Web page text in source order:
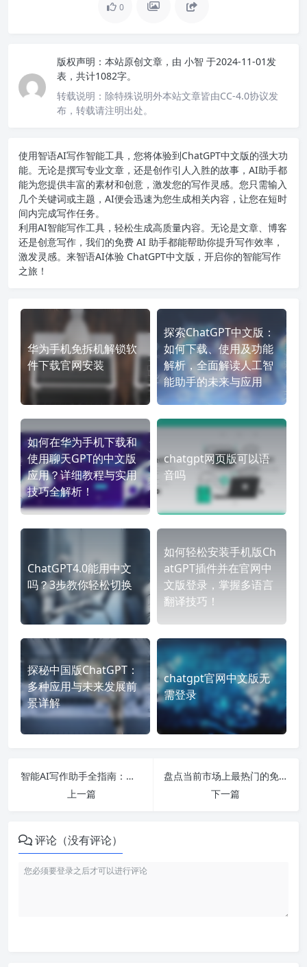
0
版权声明： 本站原创文章，由 小智 于2024-11-01发
表，共计1082字。
转载说明： 除特殊说明外本站文章皆由CC-4.0协议发
布，转载请注明出处。
使用智语AI写作智能工具，您将体验到ChatGPT中文版的强大功
能。无论是撰写专业文章，还是创作引人入胜的故事，AI助手都
能为您提供丰富的素材和创意，激发您的写作灵感。您只需输入
几个关键词或主题，AI便会迅速为您生成相关内容，让您在短时
间内完成写作任务。
利用AI智能写作工具，轻松生成高质量内容。无论是文章、博客
还是创意写作，我们的免费 AI 助手都能帮助你提升写作效率，
激发灵感。来智语AI体验 ChatGPT中文版 ，开启你的智能写作
之旅！
华为手机免拆机解锁软
件下载官网安装
探索ChatGPT中文版：
如何下载、使用及功能
解析，全面解读人工智
能助手的未来与应用
如何在华为手机下载和
使用聊天GPT的中文版
应用？详细教程与实用
技巧全解析！
chatgpt网页版可以语
音吗
ChatGPT4.0能用中文
吗？3步教你轻松切换
如何轻松安装手机版Ch
atGPT插件并在官网中
文版登录，掌握多语言
翻译技巧！
探秘中国版ChatGPT：
多种应用与未来发展前
景详解
chatgpt官网中文版无
需登录
智能AI写作助手全指南：从搭建到免费工具，助你轻松写作无忧！
上一篇
盘点当前市场上最热门的免费AI工具，助你提升视频制作与写作效率的方法！
下一篇
评论（没有评论）